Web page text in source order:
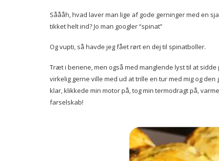
Såååh, hvad laver man lige af gode gerninger med en
tikket helt ind? Jo man googler “spinat”
Og vupti, så havde jeg fået rørt en dej til spinatboller.
Træt i benene, men også med manglende lyst til at
virkelig gerne ville med ud at trille en tur med mig og
klar, klikkede min motor på, tog min termodragt på,
farselskab!